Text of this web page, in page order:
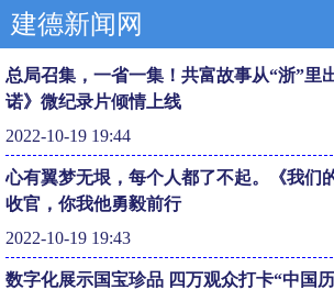
建德新闻网
总局召集，一省一集！共富故事从“浙”里
诺》微纪录片倾情上线
2022-10-19 19:44
心有翼梦无垠，每个人都了不起。《我们
收官，你我他勇毅前行
2022-10-19 19:43
数字化展示国宝珍品 四万观众打卡“中国